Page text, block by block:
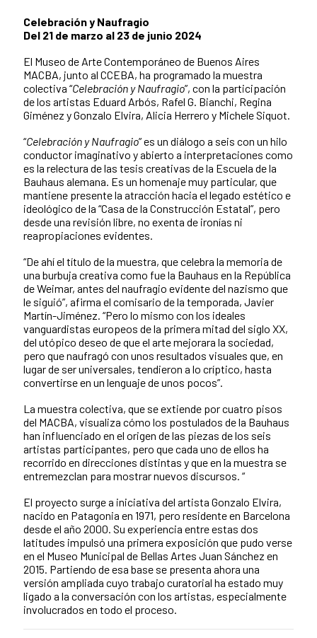
Celebración y Naufragio
Del 21 de marzo al 23 de junio 2024
El Museo de Arte Contemporáneo de Buenos Aires
MACBA, junto al CCEBA, ha programado la muestra
colectiva “Celebración y Naufragio”, con la participación
de los artistas Eduard Arbós, Rafel G. Bianchi, Regina
Giménez y Gonzalo Elvira, Alicia Herrero y Michele Siquot.
“Celebración y Naufragio” es un diálogo a seis con un hilo
conductor imaginativo y abierto a interpretaciones como
es la relectura de las tesis creativas de la Escuela de la
Bauhaus alemana. Es un homenaje muy particular, que
mantiene presente la atracción hacia el legado estético e
ideológico de la “Casa de la Construcción Estatal”, pero
desde una revisión libre, no exenta de ironías ni
reapropiaciones evidentes.
“De ahí el título de la muestra, que celebra la memoria de
una burbuja creativa como fue la Bauhaus en la República
de Weimar, antes del naufragio evidente del nazismo que
le siguió”, afirma el comisario de la temporada, Javier
Martín-Jiménez. “Pero lo mismo con los ideales
vanguardistas europeos de la primera mitad del siglo XX,
del utópico deseo de que el arte mejorara la sociedad,
pero que naufragó con unos resultados visuales que, en
lugar de ser universales, tendieron a lo críptico, hasta
convertirse en un lenguaje de unos pocos”.
La muestra colectiva, que se extiende por cuatro pisos
del MACBA, visualiza cómo los postulados de la Bauhaus
han influenciado en el origen de las piezas de los seis
artistas participantes, pero que cada uno de ellos ha
recorrido en direcciones distintas y que en la muestra se
entremezclan para mostrar nuevos discursos. “
El proyecto surge a iniciativa del artista Gonzalo Elvira,
nacido en Patagonia en 1971, pero residente en Barcelona
desde el año 2000. Su experiencia entre estas dos
latitudes impulsó una primera exposición que pudo verse
en el Museo Municipal de Bellas Artes Juan Sánchez en
2015. Partiendo de esa base se presenta ahora una
versión ampliada cuyo trabajo curatorial ha estado muy
ligado a la conversación con los artistas, especialmente
involucrados en todo el proceso.